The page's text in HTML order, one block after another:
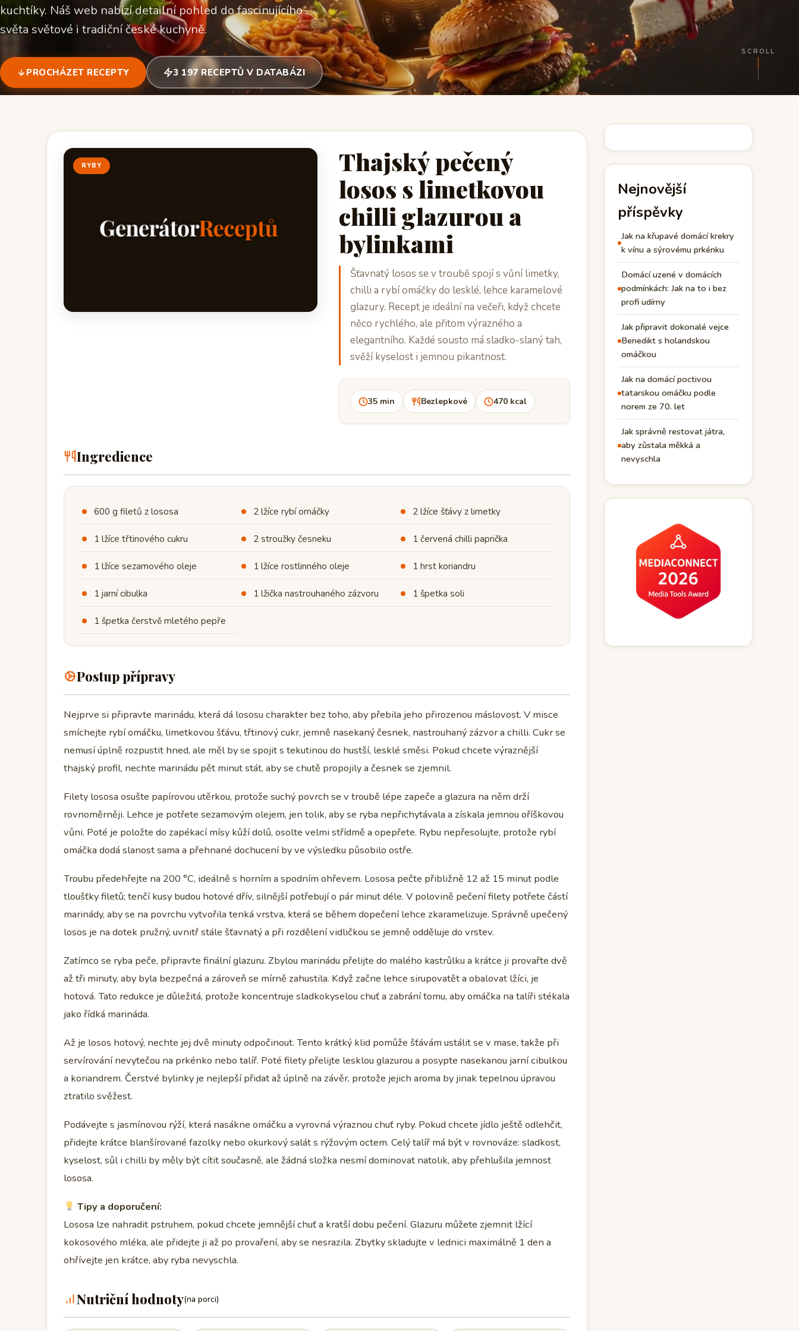
kuchtíky. Náš web nabízí detailní pohled do fascinujícího
světa světové i tradiční české kuchyně.
PROCHÁZET RECEPTY 3 197 RECEPTŮ V DATABÁZI
SCROLL
RYBY
Thajský pečený
losos s limetkovou
chilli glazurou a
bylinkami
Šťavnatý losos se v troubě spojí s vůní limetky,
chilli a rybí omáčky do lesklé, lehce karamelové
glazury. Recept je ideální na večeři, když chcete
něco rychlého, ale přitom výrazného a
elegantního. Každé sousto má sladko-slaný tah,
svěží kyselost i jemnou pikantnost.
35 min Bezlepkové 470 kcal
Ingredience
600 g filetů z lososa 2 lžíce rybí omáčky 2 lžíce šťávy z limetky
1 lžíce třtinového cukru 2 stroužky česneku 1 červená chilli paprička
1 lžíce sezamového oleje 1 lžíce rostlinného oleje 1 hrst koriandru
1 jarní cibulka 1 lžička nastrouhaného zázvoru 1 špetka soli
1 špetka čerstvě mletého pepře
Postup přípravy
Nejprve si připravte marinádu, která dá lososu charakter bez toho, aby přebila jeho přirozenou máslovost. V misce
smíchejte rybí omáčku, limetkovou šťávu, třtinový cukr, jemně nasekaný česnek, nastrouhaný zázvor a chilli. Cukr se
nemusí úplně rozpustit hned, ale měl by se spojit s tekutinou do hustší, lesklé směsi. Pokud chcete výraznější
thajský profil, nechte marinádu pět minut stát, aby se chutě propojily a česnek se zjemnil.
Filety lososa osušte papírovou utěrkou, protože suchý povrch se v troubě lépe zapeče a glazura na něm drží
rovnoměrněji. Lehce je potřete sezamovým olejem, jen tolik, aby se ryba nepřichytávala a získala jemnou oříškovou
vůni. Poté je položte do zapékací mísy kůží dolů, osolte velmi střídmě a opepřete. Rybu nepřesolujte, protože rybí
omáčka dodá slanost sama a přehnané dochucení by ve výsledku působilo ostře.
Troubu předehřejte na 200 °C, ideálně s horním a spodním ohřevem. Lososa pečte přibližně 12 až 15 minut podle
tloušťky filetů; tenčí kusy budou hotové dřív, silnější potřebují o pár minut déle. V polovině pečení filety potřete částí
marinády, aby se na povrchu vytvořila tenká vrstva, která se během dopečení lehce zkaramelizuje. Správně upečený
losos je na dotek pružný, uvnitř stále šťavnatý a při rozdělení vidličkou se jemně odděluje do vrstev.
Zatímco se ryba peče, připravte finální glazuru. Zbylou marinádu přelijte do malého kastrůlku a krátce ji provařte dvě
až tři minuty, aby byla bezpečná a zároveň se mírně zahustila. Když začne lehce sirupovatět a obalovat lžíci, je
hotová. Tato redukce je důležitá, protože koncentruje sladkokyselou chuť a zabrání tomu, aby omáčka na talíři stékala
jako řídká marináda.
Až je losos hotový, nechte jej dvě minuty odpočinout. Tento krátký klid pomůže šťávám ustálit se v mase, takže při
servírování nevytečou na prkénko nebo talíř. Poté filety přelijte lesklou glazurou a posypte nasekanou jarní cibulkou
a koriandrem. Čerstvé bylinky je nejlepší přidat až úplně na závěr, protože jejich aroma by jinak tepelnou úpravou
ztratilo svěžest.
Podávejte s jasmínovou rýží, která nasákne omáčku a vyrovná výraznou chuť ryby. Pokud chcete jídlo ještě odlehčit,
přidejte krátce blanšírované fazolky nebo okurkový salát s rýžovým octem. Celý talíř má být v rovnováze: sladkost,
kyselost, sůl i chilli by měly být cítit současně, ale žádná složka nesmí dominovat natolik, aby přehlušila jemnost
lososa.
Tipy a doporučení:
Lososa lze nahradit pstruhem, pokud chcete jemnější chuť a kratší dobu pečení. Glazuru můžete zjemnit lžící
kokosového mléka, ale přidejte ji až po provaření, aby se nesrazila. Zbytky skladujte v lednici maximálně 1 den a
ohřívejte jen krátce, aby ryba nevyschla.
Nutriční hodnoty(na porci)
Nejnovější
příspěvky
Jak na křupavé domácí krekry
k vínu a sýrovému prkénku
Domácí uzené v domácích
podmínkách: Jak na to i bez
profi udírny
Jak připravit dokonalé vejce
Benedikt s holandskou
omáčkou
Jak na domácí poctivou
tatarskou omáčku podle
norem ze 70. let
Jak správně restovat játra,
aby zůstala měkká a
nevyschla